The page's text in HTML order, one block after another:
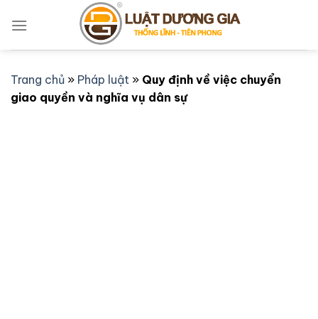
qua
Trang chủ » Pháp luật » Quy định về việc chuyển
giao quyền và nghĩa vụ dân sự